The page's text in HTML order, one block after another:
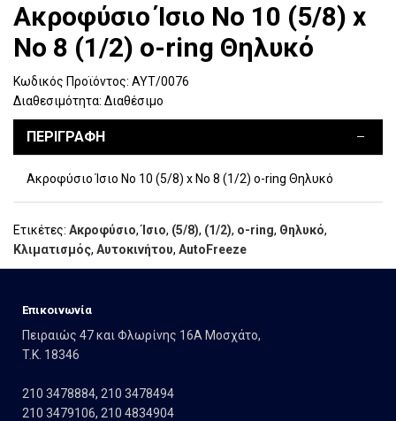
Ακροφύσιο Ίσιο Νο 10 (5/8) x
Νο 8 (1/2) o-ring Θηλυκό
Κωδικός Προϊόντος: ΑΥΤ/0076
Διαθεσιμότητα: Διαθέσιμο
ΠΕΡΙΓΡΑΦΉ
Ακροφύσιο Ίσιο Νο 10 (5/8) x Νο 8 (1/2) o-ring Θηλυκό
Ετικέτες: Ακροφύσιο,Ίσιο, (5/8), (1/2), o-ring, Θηλυκό,
Κλιματισμός, Αυτοκινήτου, AutoFreeze
Eπικοινωνία
Πειραιώς 47 και Φλωρίνης 16Α Μοσχάτο,
T.K. 18346
210 3478884, 210 3478494
210 3479106, 210 4834904